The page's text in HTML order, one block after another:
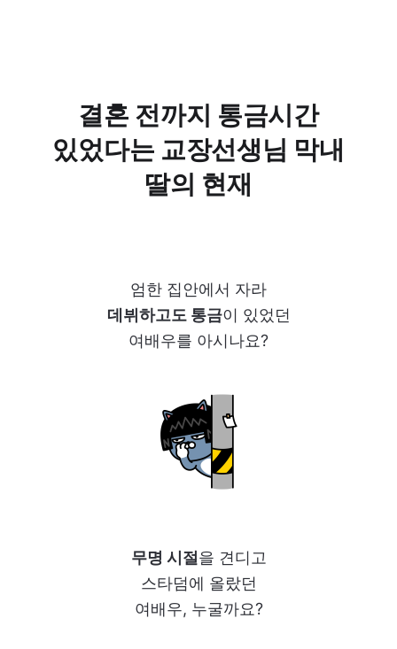
결혼 전까지 통금시간
있었다는 교장선생님 막내
딸의 현재
엄한 집안에서 자라
데뷔하고도 통금이 있었던
여배우를 아시나요?
무명 시절 을 견디고
스타덤에 올랐던
여배우, 누굴까요?